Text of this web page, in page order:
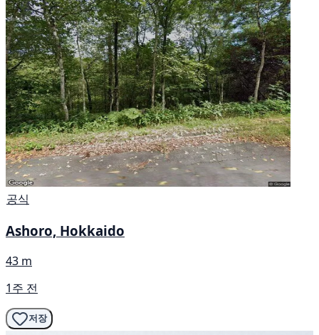
공식
Ashoro, Hokkaido
43 m
1주 전
저장